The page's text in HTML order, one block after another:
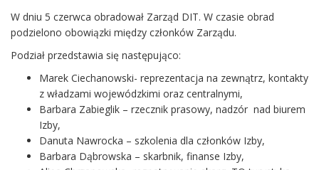
W dniu 5 czerwca obradował Zarząd DIT. W czasie obrad
podzielono obowiązki między członków Zarządu.
Podział przedstawia się następująco:
Marek Ciechanowski- reprezentacja na zewnątrz, kontakty
z władzami wojewódzkimi oraz centralnymi,
Barbara Zabieglik – rzecznik prasowy, nadzór nad biurem
Izby,
Danuta Nawrocka – szkolenia dla członków Izby,
Barbara Dąbrowska – skarbnik, finanse Izby,